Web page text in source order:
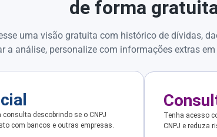
de forma
uma visão gratuita com histórico de dívidas,
a análise, personalize com informações extras
consulta descobrindo se o CNPJ
com bancos e outras empresas.
Tenha acesso
CNPJ e reduza